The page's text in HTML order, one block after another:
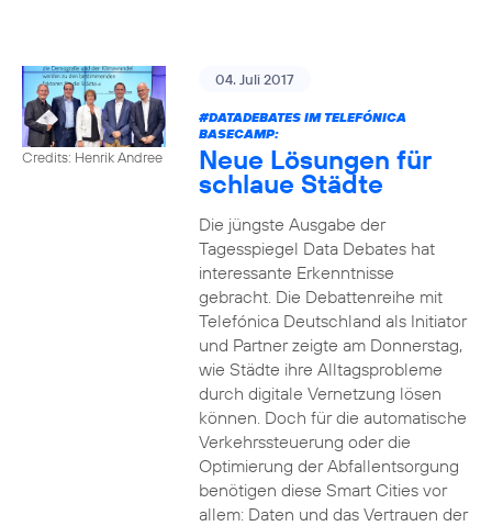
Credits: Henrik Andree
04. Juli 2017
#DATADEBATESIM TELEFÓNICA
BASECAMP:
Neue Lösungen für
schlaue Städte
Die jüngste Ausgabe der
Tagesspiegel Data Debates hat
interessante Erkenntnisse
gebracht. Die Debattenreihe mit
Telefónica Deutschland als Initiator
und Partner zeigte am Donnerstag,
wie Städte ihre Alltagsprobleme
durch digitale Vernetzung lösen
können. Doch für die automatische
Verkehrssteuerung oder die
Optimierung der Abfallentsorgung
benötigen diese Smart Cities vor
allem: Daten und das Vertrauen der